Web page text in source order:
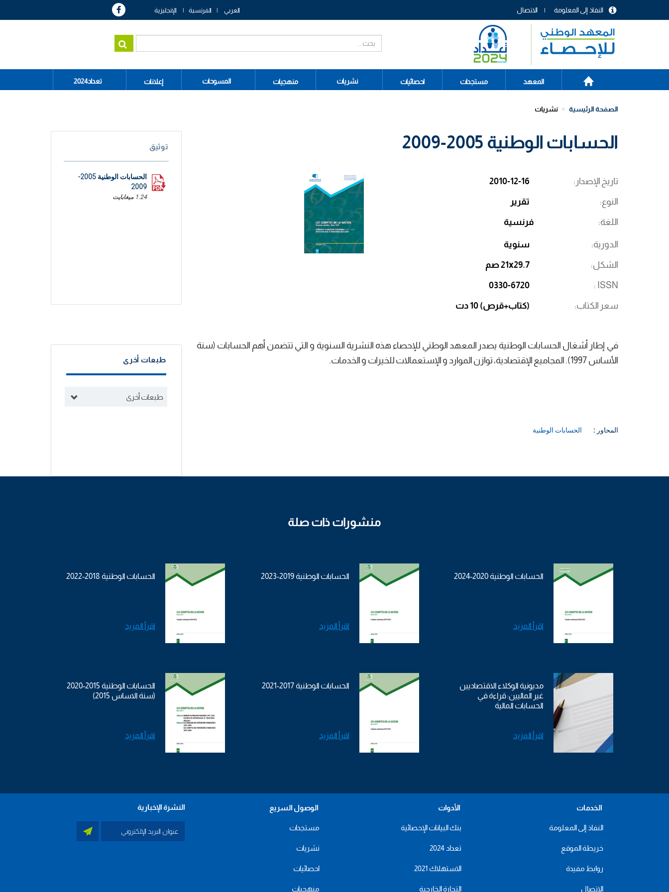
menu
header
الاتصال النفاذ إلى المعلومة العربي الفرنسية الإنجليزية
Main
navigation
الرئيسية
المعهد مستجدات احصائيات نشريات منهجيات المسوحات إعلانات تعداد2024
الصفحة الرئيسية نشريات
الحسابات الوطنية 2005-2009
تاريخ الإصدار 2010-12-16
النوع تقرير
اللغة فرنسية
الدورية سنوية
الشكل 21x29.7 صم
ISSN
0330-6720
سعر الكتاب (كتاب+قرص) 10 دت
في إطار أشغال الحسابات الوطنية يصدر المعهد الوطني للإحصاء هذه النشرية السنوية و التي تتضمن أهم الحسابات (سنة
الأساس 1997). المجاميع الإقتصادية، توازن الموارد و الإستعمالات للخيرات و الخدمات.
المحاور : الحسابات الوطنية
توثيق
الحسابات الوطنية 2005-
2009
1.24 ميغابايت
طبعات أخرى
طبعات أخرى
منشورات ذات صلة
الحسابات الوطنية 2020-2024
اقرأ المزيد
الحسابات الوطنية 2019-2023
اقرأ المزيد
الحسابات الوطنية 2018-2022
اقرأ المزيد
مديونية الوكلاء الاقتصاديين
غير الماليين: قراءة في
الحسابات المالية
اقرأ المزيد
الحسابات الوطنية 2017-2021
اقرأ المزيد
الحسابات الوطنية 2015-2020
(سنة الاساس 2015)
اقرأ المزيد
الخدمات
النفاذ إلى المعلومة
خريطة الموقع
روابط مفيدة
الاتصال
الأدوات
بنك البيانات الإحصائية
تعداد 2024
الاستهلاك 2021
التجارة الخارجية
الوصول السريع
مستجدات
نشريات
احصائيات
منهجيات
النشرة الإخبارية